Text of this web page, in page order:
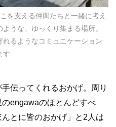
を支える仲間たちと一緒に考え
うな、ゆっくり集まる場所。
るようなコミュニケーション
す
伝ってくれるおかげ。周り
engawaのほとんどすべ
とに皆のおかげ」と2人は